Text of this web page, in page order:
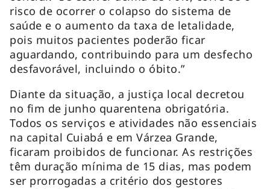
risco de ocorrer o colapso do sistema de
saúde e o aumento da taxa de letalidade,
pois muitos pacientes poderão ficar
aguardando, contribuindo para um desfecho
desfavorável, incluindo o óbito.”
Diante da situação, a justiça local decretou
no fim de junho quarentena obrigatória.
Todos os serviços e atividades não essenciais
na capital Cuiabá e em Várzea Grande,
ficaram proibidos de funcionar. As restrições
têm duração mínima de 15 dias, mas podem
ser prorrogadas a critério dos gestores